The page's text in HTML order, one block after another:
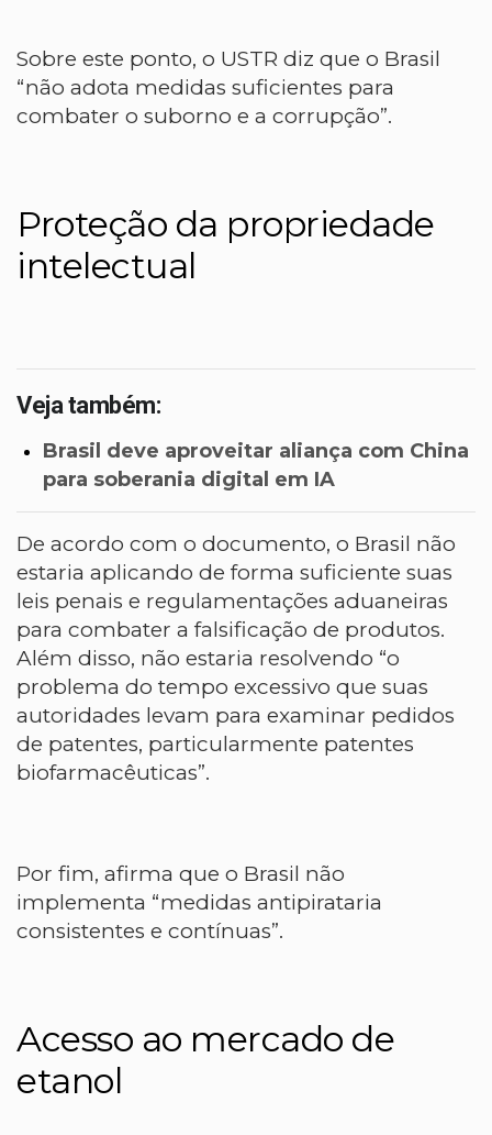
Sobre este ponto, o USTR diz que o Brasil
“não adota medidas suficientes para
combater o suborno e a corrupção”.
Proteção da propriedade
intelectual
Veja também:
Brasil deve aproveitar aliança com China
para soberania digital em IA
De acordo com o documento, o Brasil não
estaria aplicando de forma suficiente suas
leis penais e regulamentações aduaneiras
para combater a falsificação de produtos.
Além disso, não estaria resolvendo “o
problema do tempo excessivo que suas
autoridades levam para examinar pedidos
de patentes, particularmente patentes
biofarmacêuticas”.
Por fim, afirma que o Brasil não
implementa “medidas antipirataria
consistentes e contínuas”.
Acesso ao mercado de
etanol